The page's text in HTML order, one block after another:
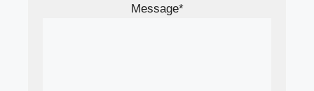
Message*